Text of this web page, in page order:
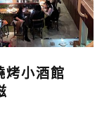
烤小酒館